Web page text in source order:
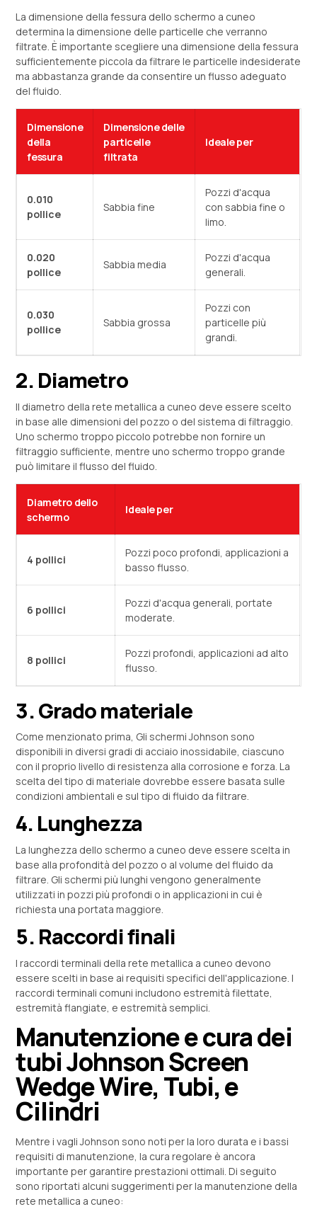
La dimensione della fessura dello schermo a cuneo
determina la dimensione delle particelle che verranno
filtrate. È importante scegliere una dimensione della fessura
sufficientemente piccola da filtrare le particelle indesiderate
ma abbastanza grande da consentire un flusso adeguato
del fluido.
Dimensione
della
fessura
Dimensione delle
particelle
filtrata
Ideale per
0.010
pollice
Sabbia fine
Pozzi d'acqua
con sabbia fine o
limo.
0.020
pollice
Sabbia media
Pozzi d'acqua
generali.
0.030
pollice
Sabbia grossa
Pozzi con
particelle più
grandi.
2. Diametro
Il diametro della rete metallica a cuneo deve essere scelto
in base alle dimensioni del pozzo o del sistema di filtraggio.
Uno schermo troppo piccolo potrebbe non fornire un
filtraggio sufficiente, mentre uno schermo troppo grande
può limitare il flusso del fluido.
Diametro dello
schermo
Ideale per
4 pollici
Pozzi poco profondi, applicazioni a
basso flusso.
6 pollici
Pozzi d'acqua generali, portate
moderate.
8 pollici
Pozzi profondi, applicazioni ad alto
flusso.
3. Grado materiale
Come menzionato prima, Gli schermi Johnson sono
disponibili in diversi gradi di acciaio inossidabile, ciascuno
con il proprio livello di resistenza alla corrosione e forza. La
scelta del tipo di materiale dovrebbe essere basata sulle
condizioni ambientali e sul tipo di fluido da filtrare.
4. Lunghezza
La lunghezza dello schermo a cuneo deve essere scelta in
base alla profondità del pozzo o al volume del fluido da
filtrare. Gli schermi più lunghi vengono generalmente
utilizzati in pozzi più profondi o in applicazioni in cui è
richiesta una portata maggiore.
5. Raccordi finali
I raccordi terminali della rete metallica a cuneo devono
essere scelti in base ai requisiti specifici dell'applicazione. I
raccordi terminali comuni includono estremità filettate,
estremità flangiate, e estremità semplici.
Manutenzione e cura dei
tubi Johnson Screen
Wedge Wire, Tubi, e
Cilindri
Mentre i vagli Johnson sono noti per la loro durata e i bassi
requisiti di manutenzione, la cura regolare è ancora
importante per garantire prestazioni ottimali. Di seguito
sono riportati alcuni suggerimenti per la manutenzione della
rete metallica a cuneo: